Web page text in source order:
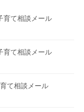
育て相談メール
育て相談メール
て相談メール